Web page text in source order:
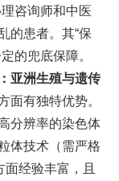
咨询师和中医
的患者。其“保
的兜底保障。
亚洲生殖与遗传
面有独特优势。
分辨率的染色体
体技术（需严格
经验丰富，且